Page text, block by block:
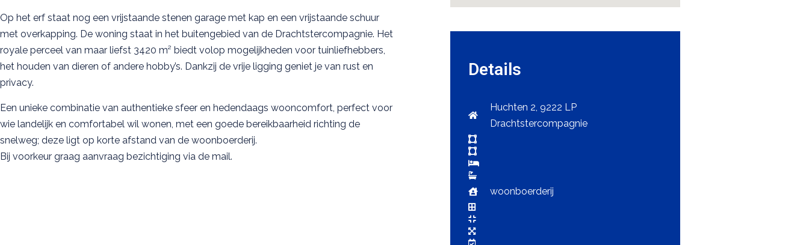
Op het erf staat nog een vrijstaande stenen garage met kap en een vrijstaande schuur
met overkapping. De woning staat in het buitengebied van de Drachtstercompagnie. Het
royale perceel van maar liefst 3420 m² biedt volop mogelijkheden voor tuinliefhebbers,
het houden van dieren of andere hobby’s. Dankzij de vrije ligging geniet je van rust en
privacy.
Een unieke combinatie van authentieke sfeer en hedendaags wooncomfort, perfect voor
wie landelijk en comfortabel wil wonen, met een goede bereikbaarheid richting de
snelweg; deze ligt op korte afstand van de woonboerderij.
Bij voorkeur graag aanvraag bezichtiging via de mail.
Details
Huchten 2, 9222 LP
Drachtstercompagnie
woonboerderij